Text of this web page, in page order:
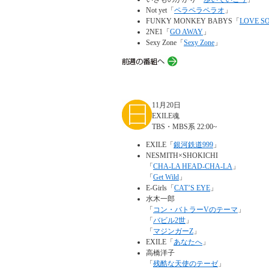
Not yet「 ペラペラペラオ 」
FUNKY MONKEY BABYS「 LOVE
2NE1「 GO AWAY 」
Sexy Zone「 Sexy Zone 」
11月20日
EXILE魂
TBS・MBS系 22:00~
EXILE「 銀河鉄道999 」
NESMITH×SHOKICHI
「 CHA-LA HEAD-CHA-LA 」
「 Get Wild 」
E-Girls「 CAT’S EYE 」
水木一郎
「 コン・バトラーVのテーマ 」
「 バビル2世 」
「 マジンガーZ 」
EXILE「 あなたへ 」
高橋洋子
「 残酷な天使のテーゼ 」